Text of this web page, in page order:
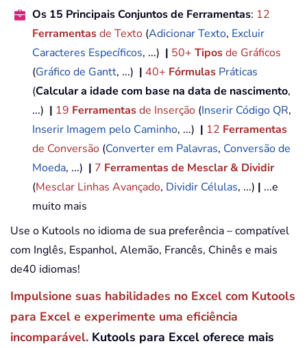
Os 15 Principais Conjuntos de Ferramentas: 12
Ferramentasde Texto (Adicionar Texto, Excluir
Caracteres Específicos, ...) | 50+ Tiposde Gráficos
(Gráfico de Gantt, ...) | 40+ Fórmulas Práticas
(Calcular a idade com base na data de nascimento,
...) | 19 Ferramentasde Inserção (Inserir Código QR,
Inserir Imagem pelo Caminho, ...) | 12 Ferramentas
de Conversão (Converter em Palavras, Conversão de
Moeda, ...) | 7 Ferramentas de Mesclar & Dividir
(Mesclar Linhas Avançado, Dividir Células, ...) | ...e
muito mais
Use o Kutools no idioma de sua preferência – compatível
com Inglês, Espanhol, Alemão, Francês, Chinês e mais
de40 idiomas!
Impulsione suas habilidades no Excel com Kutools
para Excel e experimente uma eficiência
incomparável. Kutools para Excel oferece mais